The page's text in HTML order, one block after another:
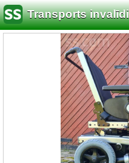
Transports